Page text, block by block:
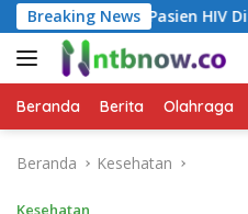
Langsung
ke
konten
Breaking News
HIV Dirawat di RSUD
Beranda Berita Olahraga
Beranda Kesehatan
Kesehatan